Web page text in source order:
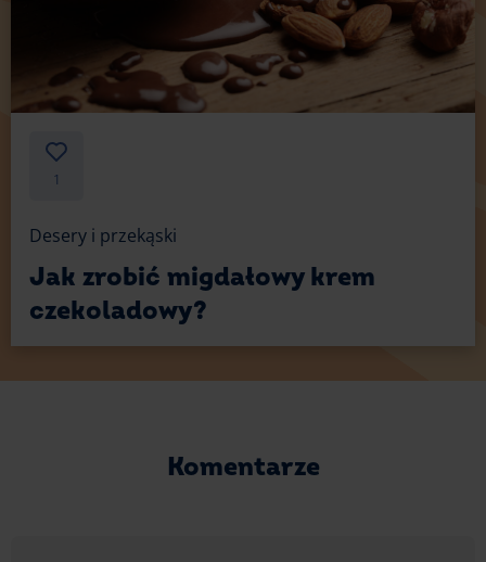
1
Desery i przekąski
Jak zrobić migdałowy krem
czekoladowy?
Komentarze